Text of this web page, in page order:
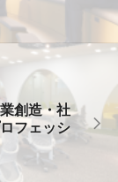
創造・社
フェッシ